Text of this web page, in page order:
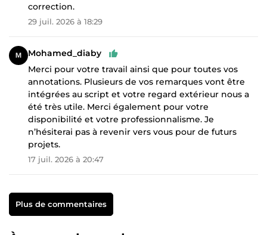
correction.
29 juil. 2026 à 18:29
Mohamed_diaby
Merci pour votre travail ainsi que pour toutes vos
annotations. Plusieurs de vos remarques vont être
intégrées au script et votre regard extérieur nous a
été très utile. Merci également pour votre
disponibilité et votre professionnalisme. Je
n’hésiterai pas à revenir vers vous pour de futurs
projets.
17 juil. 2026 à 20:47
Plus de commentaires